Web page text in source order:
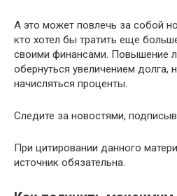
А это может повлечь за собой
кто хотел бы тратить еще
своими финансами. Повышение
обернуться увеличением долга,
начисляться проценты.
Следите за новостями,
При цитировании данного
источник обязательна.